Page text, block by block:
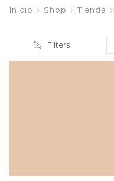
Inicio Shop Tienda
Filters